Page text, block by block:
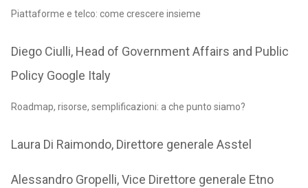
Piattaforme e telco: come crescere insieme
Diego Ciulli, Head of Government Affairs and Public
Policy Google Italy
Roadmap, risorse, semplificazioni: a che punto siamo?
Laura Di Raimondo, Direttore generale Asstel
Alessandro Gropelli, Vice Direttore generale Etno